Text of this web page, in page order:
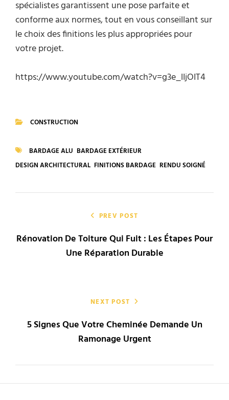
spécialistes garantissent une pose parfaite et
conforme aux normes, tout en vous conseillant sur
le choix des finitions les plus appropriées pour
votre projet.
https://www.youtube.com/watch?v=g3e_lIjOIT4
CONSTRUCTION
TAGS
BARDAGE ALU BARDAGE EXTÉRIEUR
DESIGN ARCHITECTURAL FINITIONS BARDAGE RENDU SOIGNÉ
l’article
PREV POST
Rénovation De Toiture Qui Fuit : Les Étapes Pour
Une Réparation Durable
NEXT POST
5 Signes Que Votre Cheminée Demande Un
Ramonage Urgent